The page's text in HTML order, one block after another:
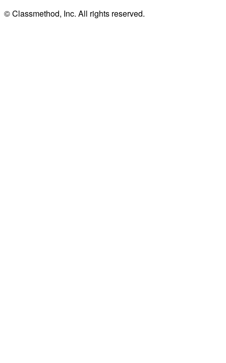
© Classmethod, Inc. All rights reserved.